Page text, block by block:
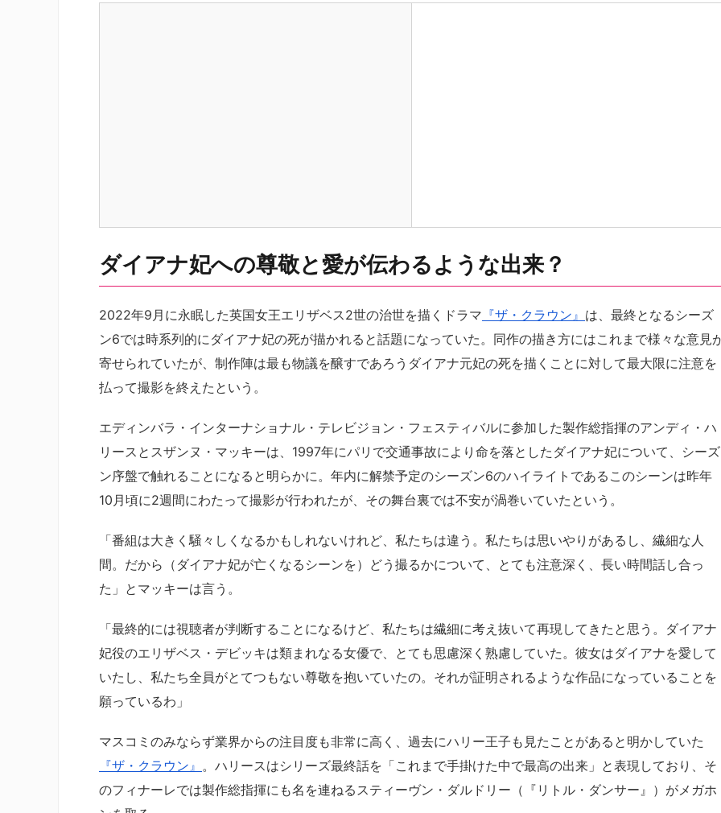
ダイアナ妃への尊敬と愛が伝わるような出来？
2022年9月に永眠した英国女王エリザベス2世の治世を描くドラマ 『ザ・クラウン』 は、最終となるシーズ
ン6では時系列的にダイアナ妃の死が描かれると話題になっていた。同作の描き方にはこれまで様々な意見
寄せられていたが、制作陣は最も物議を醸すであろうダイアナ元妃の死を描くことに対して最大限に注意を
払って撮影を終えたという。
エディンバラ・インターナショナル・テレビジョン・フェスティバルに参加した製作総指揮のアンディ・ハ
リースとスザンヌ・マッキーは、1997年にパリで交通事故により命を落としたダイアナ妃について、シーズ
ン序盤で触れることになると明らかに。年内に解禁予定のシーズン6のハイライトであるこのシーンは昨年
10月頃に2週間にわたって撮影が行われたが、その舞台裏では不安が渦巻いていたという。
「番組は大きく騒々しくなるかもしれないけれど、私たちは違う。私たちは思いやりがあるし、繊細な人
間。だから（ダイアナ妃が亡くなるシーンを）どう撮るかについて、とても注意深く、長い時間話し合っ
た」とマッキーは言う。
「最終的には視聴者が判断することになるけど、私たちは繊細に考え抜いて再現してきたと思う。ダイアナ
妃役のエリザベス・デビッキは類まれなる女優で、とても思慮深く熟慮していた。彼女はダイアナを愛して
いたし、私たち全員がとてつもない尊敬を抱いていたの。それが証明されるような作品になっていることを
願っているわ」
マスコミのみならず業界からの注目度も非常に高く、過去にハリー王子も見たことがあると明かしていた
『ザ・クラウン』 。ハリースはシリーズ最終話を「これまで手掛けた中で最高の出来」と表現しており、そ
のフィナーレでは製作総指揮にも名を連ねるスティーヴン・ダルドリー（『リトル・ダンサー』）がメガホ